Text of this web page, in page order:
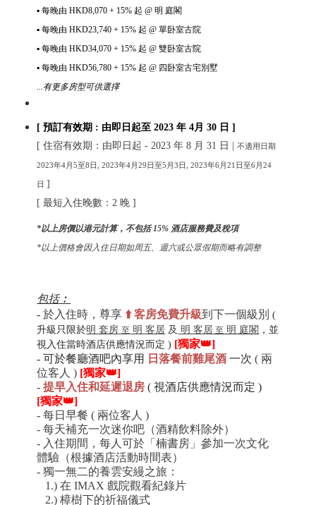
▪每晚由 HKD8,070+ 15% 起 @明 庭閣
▪每晚由 HKD23,740 + 15% 起 @單卧室古院
▪每晚由 HKD34,070 + 15% 起 @雙卧室古院
▪每晚由 HKD56,780+ 15% 起 @ 四卧室古宅別墅
...有更多房型可供選擇
[ 預訂有效期 : 由即日起至 2023 年 4月 30 日 ]
[ 住宿有效期：由即日起 - 2023 年 8 月 31 日 |不適用日期
2023年4月5至8日, 2023年4月29日至5月3日,2023年6月21日至6月24
日 ]
[ 最短入住晚數：2 晚 ]
*以上房價以港元計算，不包括 15% 酒店服務費及稅項
*以上價格會因入住日期如周五、週六或公眾假期而略有調整
包括︰
-於入住時，尊享 ⬆️客房免費升級到下一個級別(
升級只限於明 套房至 明 客居 及 明 客居 至 明 庭閣 ，並
視入住當時酒店供應情況而定 ) [獨家👑]
-可於餐廳酒吧內享用 日落餐前雞尾酒一次 ( 兩
位客人 ) [獨家👑]
-提早入住和延遲退房 ( 視酒店供應情況而定 )
[獨家👑]
-每日早餐 ( 兩位客人 )
- 每天補充一次迷你吧（酒精飲料除外）
- 入住期間，每人可於「楠書房」參加一次文化
體驗（根據酒店活動時間表）
- 獨一無二的養雲安縵之旅：
1.) 在 IMAX 戲院觀看紀錄片
2.) 樟樹下的祈福儀式